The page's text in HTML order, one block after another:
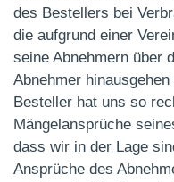
des Bestellers bei
die aufgrund einer
seine Abnehmern über
Abnehmer
Besteller hat uns so
Mängelansprüche
dass wir in der Lage
Ansprüche des